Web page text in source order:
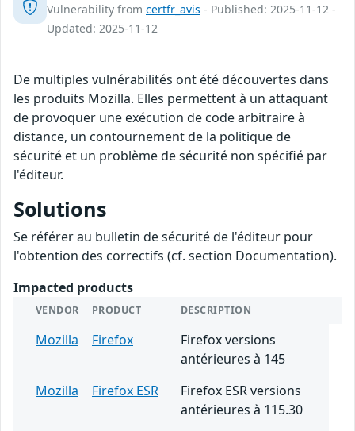
Vulnerability from certfr_avis - Published: 2025-11-12 -
Updated: 2025-11-12
De multiples vulnérabilités ont été découvertes dans
les produits Mozilla. Elles permettent à un attaquant
de provoquer une exécution de code arbitraire à
distance, un contournement de la politique de
sécurité et un problème de sécurité non spécifié par
l'éditeur.
Solutions
Se référer au bulletin de sécurité de l'éditeur pour
l'obtention des correctifs (cf. section Documentation).
Impacted products
VENDOR PRODUCT DESCRIPTION
Mozilla Firefox
Firefox versions
antérieures à 145
Mozilla
Firefox ESR
Firefox ESR versions
antérieures à 115.30